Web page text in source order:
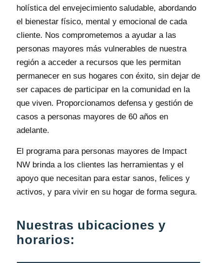
holística del envejecimiento saludable, abordando
el bienestar físico, mental y emocional de cada
cliente. Nos comprometemos a ayudar a las
personas mayores más vulnerables de nuestra
región a acceder a recursos que les permitan
permanecer en sus hogares con éxito, sin dejar de
ser capaces de participar en la comunidad en la
que viven. Proporcionamos defensa y gestión de
casos a personas mayores de 60 años en
adelante.
El programa para personas mayores de Impact
NW brinda a los clientes las herramientas y el
apoyo que necesitan para estar sanos, felices y
activos, y para vivir en su hogar de forma segura.
Nuestras ubicaciones y
horarios: